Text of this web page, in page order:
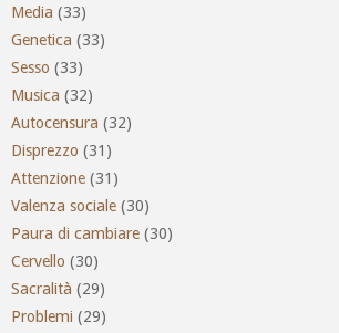
Media (33)
Genetica (33)
Sesso (33)
Musica (32)
Autocensura (32)
Disprezzo (31)
Attenzione (31)
Valenza sociale (30)
Paura di cambiare (30)
Cervello (30)
Sacralità (29)
Problemi (29)